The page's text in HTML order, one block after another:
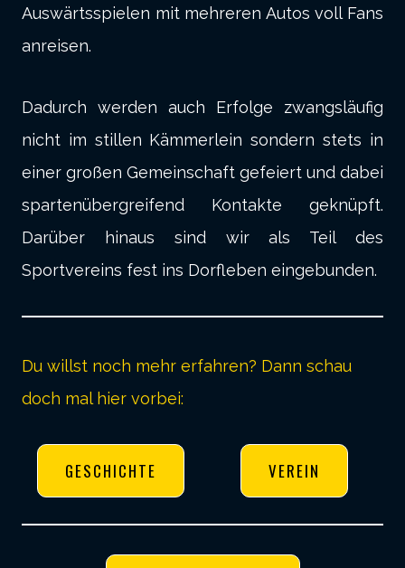
Auswärtsspielen mit mehreren Autos voll Fans
anreisen.
Dadurch werden auch Erfolge zwangsläufig
nicht im stillen Kämmerlein sondern stets in
einer großen Gemeinschaft gefeiert und dabei
spartenübergreifend Kontakte geknüpft.
Darüber hinaus sind wir als Teil des
Sportvereins fest ins Dorfleben eingebunden.
Du willst noch mehr erfahren? Dann schau
doch mal hier vorbei:
GESCHICHTE VEREIN